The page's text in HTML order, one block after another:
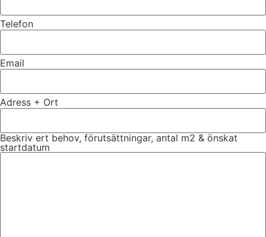
Telefon
Email
Adress + Ort
Beskriv ert behov, förutsättningar, antal m2 & önskat
startdatum